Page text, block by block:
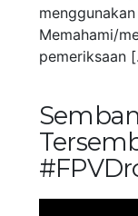
Memahami/
pemeriksaan